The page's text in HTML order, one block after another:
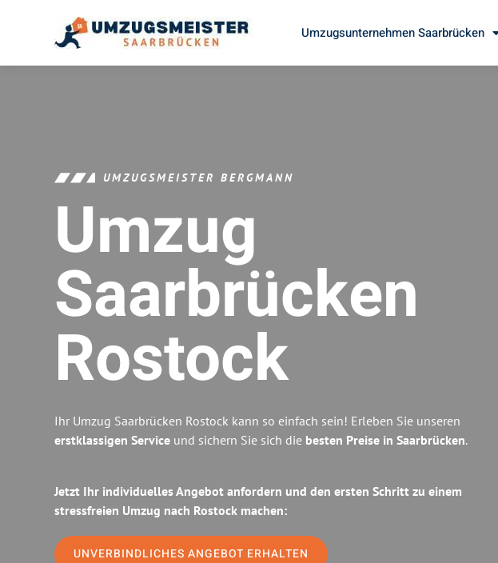
Umzugsunternehmen Saarbrücken
UMZUGSMEISTER BERGMANN
Umzug
Saarbrücken
Rostock
Ihr Umzug Saarbrücken Rostock kann so einfach sein! Erleben Sie unseren
erstklassigen Service und sichern Sie sich die besten Preise in Saarbrücken.
Jetzt Ihr individuelles Angebot anfordern und den ersten Schritt zu einem
stressfreien Umzug nach Rostock machen:
UNVERBINDLICHES ANGEBOT ERHALTEN